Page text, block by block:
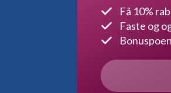
Få 10%
Faste og